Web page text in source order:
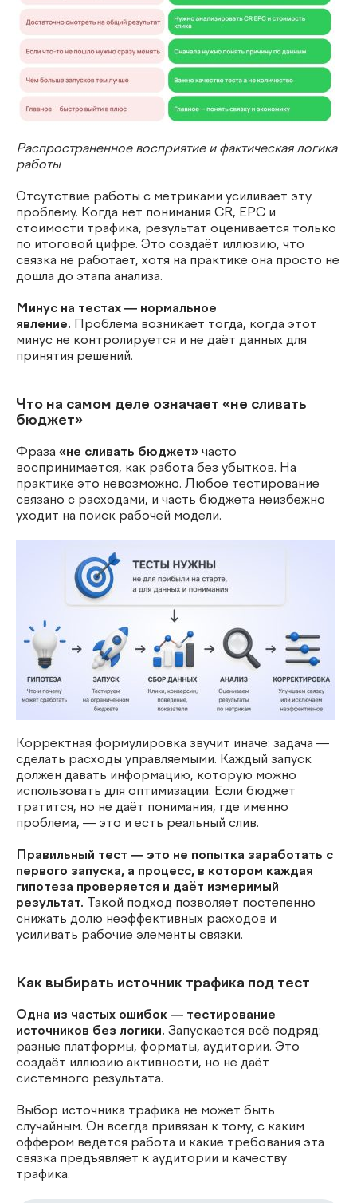
Распространенное восприятие и фактическая логика
работы
Отсутствие работы с метриками усиливает эту
проблему. Когда нет понимания CR, EPC и
стоимости трафика, результат оценивается только
по итоговой цифре. Это создаёт иллюзию, что
связка не работает, хотя на практике она просто не
дошла до этапа анализа.
Минус на тестах — нормальное
явление. Проблема возникает тогда, когда этот
минус не контролируется и не даёт данных для
принятия решений.
Что на самом деле означает «не сливать
бюджет»
Фраза «не сливать бюджет» часто
воспринимается, как работа без убытков. На
практике это невозможно. Любое тестирование
связано с расходами, и часть бюджета неизбежно
уходит на поиск рабочей модели.
Корректная формулировка звучит иначе: задача —
сделать расходы управляемыми. Каждый запуск
должен давать информацию, которую можно
использовать для оптимизации. Если бюджет
тратится, но не даёт понимания, где именно
проблема, — это и есть реальный слив.
Правильный тест — это не попытка заработать с
первого запуска, а процесс, в котором каждая
гипотеза проверяется и даёт измеримый
результат. Такой подход позволяет постепенно
снижать долю неэффективных расходов и
усиливать рабочие элементы связки.
Как выбирать источник трафика под тест
Одна из частых ошибок — тестирование
источников без логики. Запускается всё подряд:
разные платформы, форматы, аудитории. Это
создаёт иллюзию активности, но не даёт
системного результата.
Выбор источника трафика не может быть
случайным. Он всегда привязан к тому, с каким
оффером ведётся работа и какие требования эта
связка предъявляет к аудитории и качеству
трафика.